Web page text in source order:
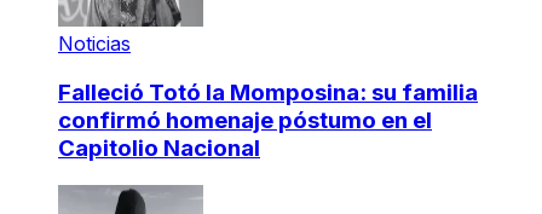
Noticias
Falleció Totó la Momposina: su familia
confirmó homenaje póstumo en el
Capitolio Nacional